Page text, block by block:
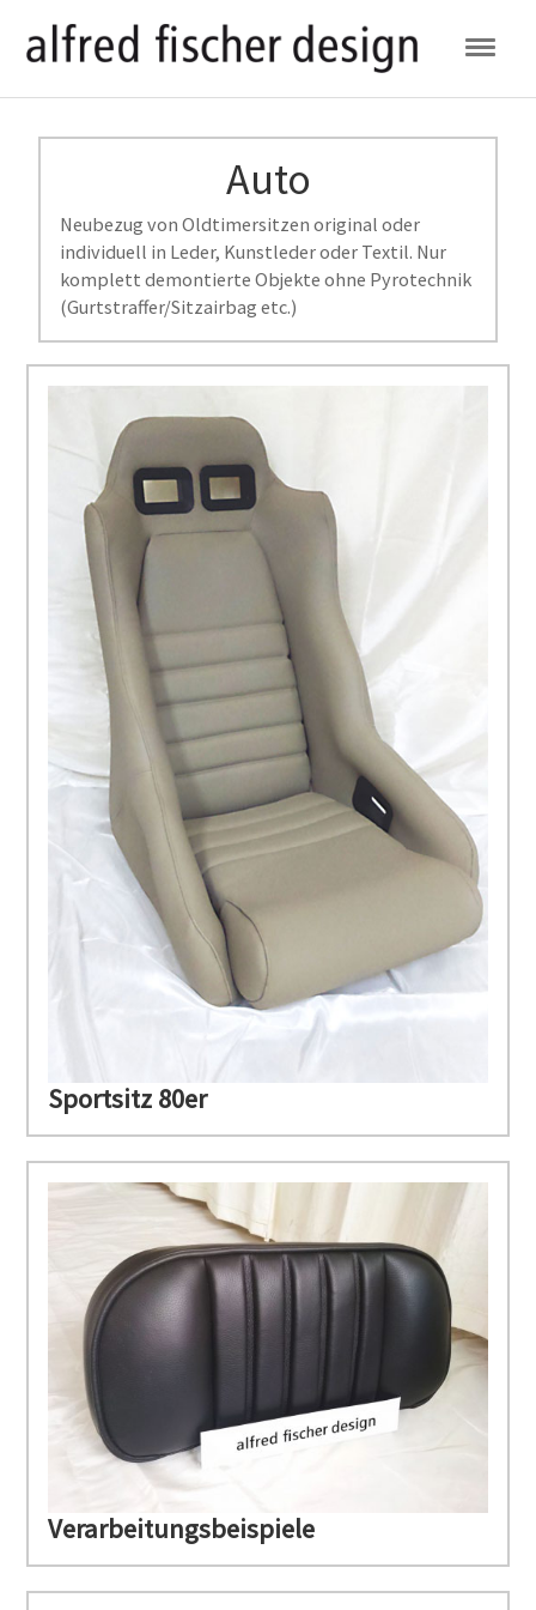
Auto
Neubezug von Oldtimersitzen original oder
individuell in Leder, Kunstleder oder Textil. Nur
komplett demontierte Objekte ohne Pyrotechnik
(Gurtstraffer/Sitzairbag etc.)
Sportsitz 80er
Verarbeitungsbeispiele